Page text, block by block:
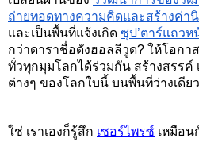
ถ่ายทอดทางความคิดและสร้างค่า
และเป็นพื้นที่แจ้งเกิด ซุป’ตาร์แถวห
กว่าดาราชื่อดังฮอลลีวูด? ให้โอก
ทั่วทุกมุมโลกได้ร่วมกัน สร้างสรรค์ เ
ต่างๆ ของโลกใบนี้ บนพื้นที่ว่างเดีย
ใช่ เราเองก็รู้สึก เซอร์ไพรซ์ เหมือน